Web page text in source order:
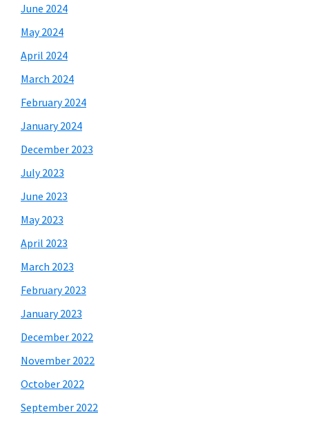
June 2024
May 2024
April 2024
March 2024
February 2024
January 2024
December 2023
July 2023
June 2023
May 2023
April 2023
March 2023
February 2023
January 2023
December 2022
November 2022
October 2022
September 2022